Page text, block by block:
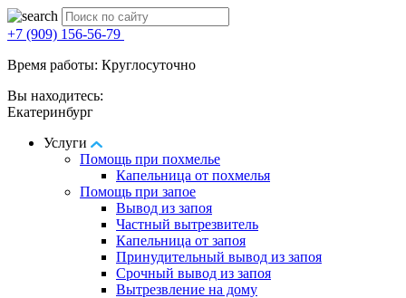
+7 (909) 156-56-79
Время работы: Круглосуточно
Вы находитесь:
Екатеринбург
Услуги
Помощь при похмелье
Капельница от похмелья
Помощь при запое
Вывод из запоя
Частный вытрезвитель
Капельница от запоя
Принудительный вывод из запоя
Срочный вывод из запоя
Вытрезвление на дому